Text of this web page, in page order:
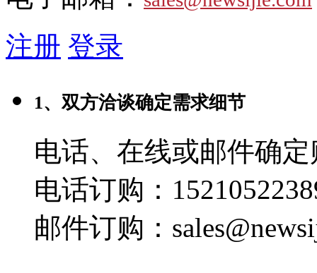
注册 登录
1、双方洽谈确定需求细节
电话、在线或邮件确
电话订购：
邮件订购：